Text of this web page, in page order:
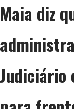
Maia diz
Judiciário